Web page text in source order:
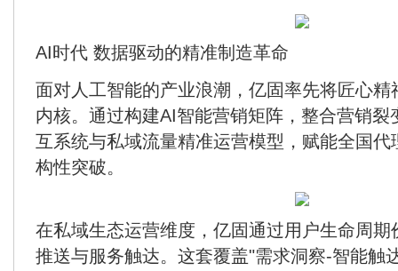
AI时代 数据驱动的精准制造革命
面对人工智能的产业浪潮，亿固率先将匠心
内核。通过构建AI智能营销矩阵，整合营销裂
互系统与私域流量精准运营模型，赋能全国
构性突破。
在私域生态运营维度，亿固通过用户生命周
推送与服务触达。这套覆盖"需求洞察-智能触